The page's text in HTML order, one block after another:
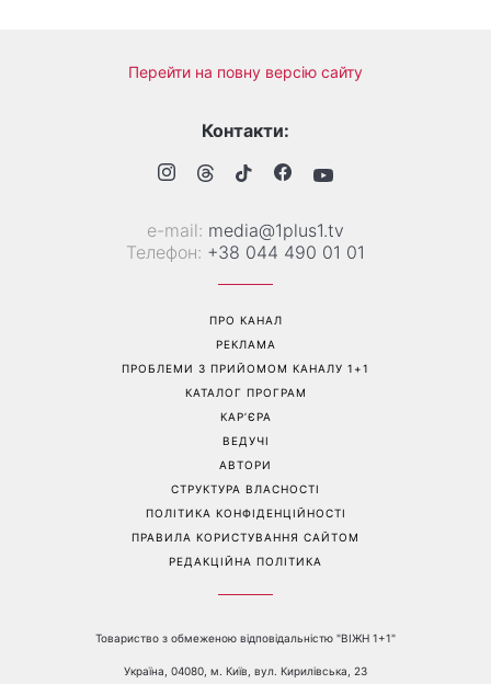
«Все гірше й гірше»: Надя
Дорофєєва розповіла про
«Це був сюрприз»: Соломія
Вітвіцька розповіла, як
дізналася про вагітність та
якою була реакція чоловіка